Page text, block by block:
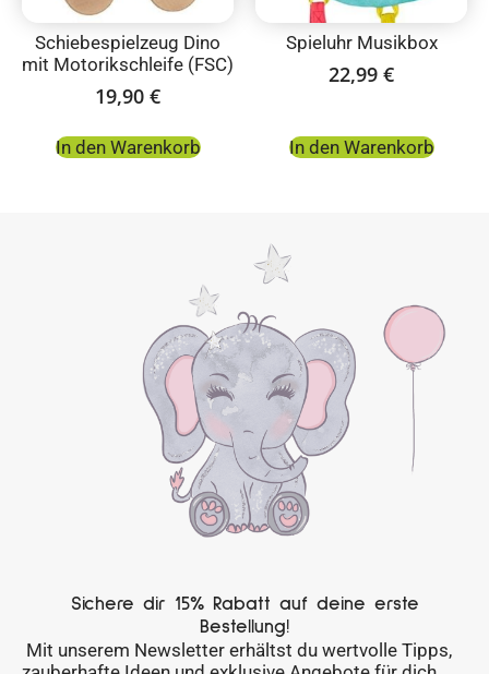
Schiebespielzeug Dino
mit Motorikschleife (FSC)
19,90 €
In den Warenkorb
Spieluhr Musikbox
22,99 €
In den Warenkorb
Sichere dir 15% Rabatt auf deine erste
Bestellung!
Mit unserem Newsletter erhältst du wertvolle Tipps,